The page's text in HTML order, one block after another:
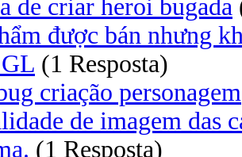
de criar heroi bugada
được bán nhưng
(1 Resposta)
criação personagem
de imagem das
(1 Resposta)